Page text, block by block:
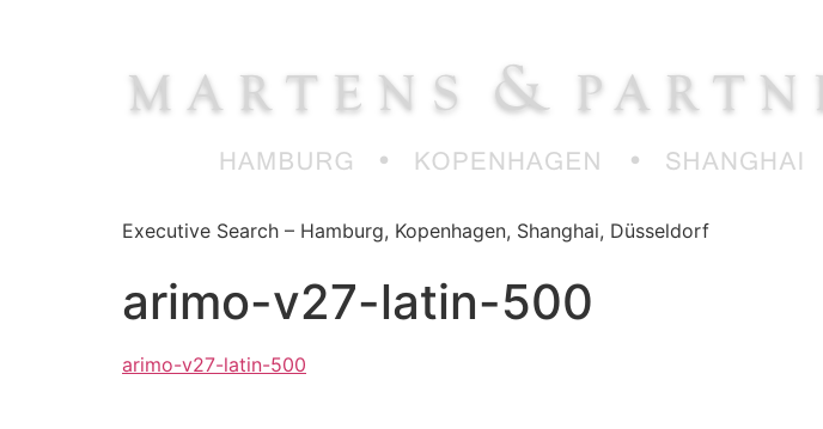
Executive Search – Hamburg, Kopenhagen, Shanghai, Düsseldorf
arimo-v27-latin-500
arimo-v27-latin-500